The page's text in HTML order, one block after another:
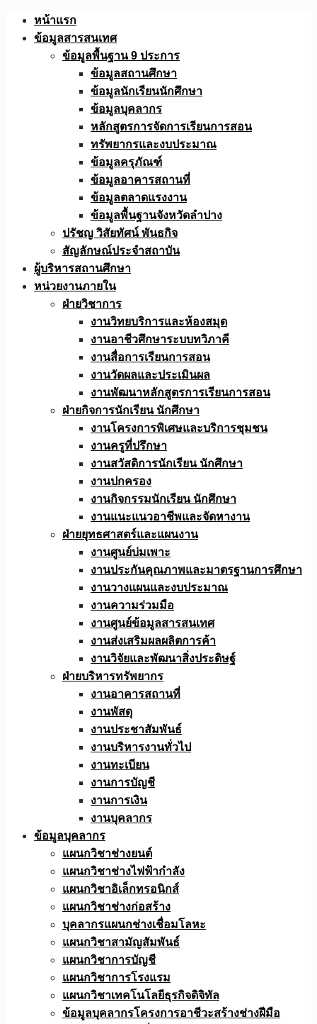
Skip
หน้าแรก
ข้อมูลสารสนเทศ
ข้อมูลพื้นฐาน 9 ประการ
ข้อมูลสถานศึกษา
ข้อมูลนักเรียนนักศึกษา
ข้อมูลบุคลากร
หลักสูตรการจัดการเรียนการสอน
ทรัพยากรและงบประมาณ
ข้อมูลครุภัณฑ์
ข้อมูลอาคารสถานที่
ข้อมูลตลาดแรงงาน
ข้อมูลพื้นฐานจังหวัดลำปาง
ปรัชญ วิสัยทัศน์ พันธกิจ
สัญลักษณ์ประจำสถาบัน
ผู้บริหารสถานศึกษา
หน่วยงานภายใน
ฝ่ายวิชาการ
งานวิทยบริการและห้องสมุด
งานอาชีวศึกษาระบบทวิภาคี
งานสื่อการเรียนการสอน
งานวัดผลและประเมินผล
งานพัฒนาหลักสูตรการเรียนการสอน
ฝ่ายกิจการนักเรียน นักศึกษา
งานโครงการพิเศษและบริการชุมชน
งานครูที่ปรึกษา
งานสวัสดิการนักเรียน นักศึกษา
งานปกครอง
งานกิจกรรมนักเรียน นักศึกษา
งานแนะแนวอาชีพและจัดหางาน
ฝ่ายยุทธศาสตร์และแผนงาน
งานศูนย์บ่มเพาะ
งานประกันคุณภาพและมาตรฐานการศึกษา
งานวางแผนและงบประมาณ
งานความร่วมมือ
งานศูนย์ข้อมูลสารสนเทศ
งานส่งเสริมผลผลิตการค้า
งานวิจัยและพัฒนาสิ่งประดิษฐ์
ฝ่ายบริหารทรัพยากร
งานอาคารสถานที่
งานพัสดุ
งานประชาสัมพันธ์
งานบริหารงานทั่วไป
งานทะเบียน
งานการบัญชี
งานการเงิน
งานบุคลากร
ข้อมูลบุคลากร
แผนกวิชาช่างยนต์
แผนกวิชาช่างไฟฟ้ากำลัง
แผนกวิชาอิเล็กทรอนิกส์
แผนกวิชาช่างก่อสร้าง
บุคลากรแผนกช่างเชื่อมโลหะ
แผนกวิชาสามัญสัมพันธ์
แผนกวิชาการบัญชี
แผนกวิชาการโรงแรม
แผนกวิชาเทคโนโลยีธุรกิจดิจิทัล
ข้อมูลบุคลากรโครงการอาชีวะสร้างช่างฝีมือ